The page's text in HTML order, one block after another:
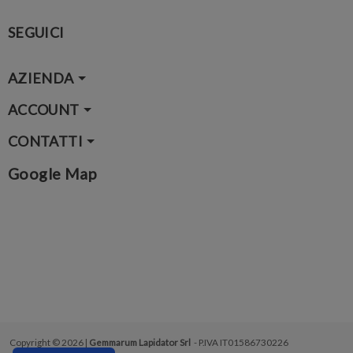
SEGUICI
AZIENDA
ACCOUNT
CONTATTI
Google Map
Copyright © 2026 | Gemmarum Lapidator Srl - P.IVA IT01586730226